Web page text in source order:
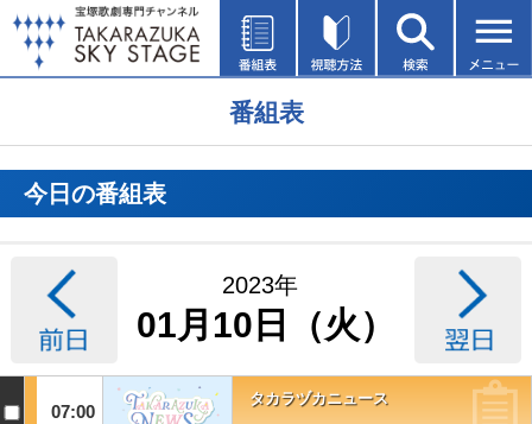
番組表
今日の番組表
2023年
01月10日（火）
07:00
タカラヅカニュース